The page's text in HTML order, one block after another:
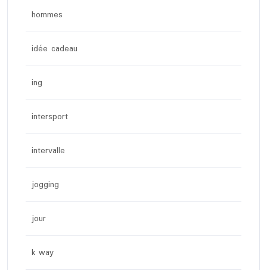
hommes
idée cadeau
ing
intersport
intervalle
jogging
jour
k way